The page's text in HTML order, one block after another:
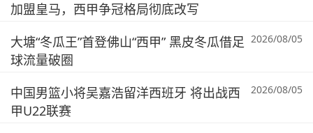
加盟皇马，西甲争冠格局彻底改写
大塘“冬瓜王”首登佛山“西甲” 黑皮冬瓜借足
球流量破圈
2026/08/05
中国男篮小将吴嘉浩留洋西班牙 将出战西
甲U22联赛
2026/08/05